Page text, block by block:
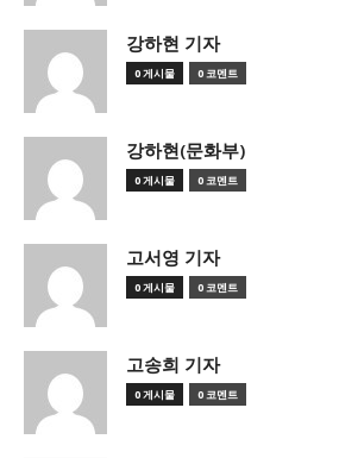
강하현 기자
0 게시물 0 코멘트
강하현(문화부)
0 게시물 0 코멘트
고서영 기자
0 게시물 0 코멘트
고송희 기자
0 게시물 0 코멘트